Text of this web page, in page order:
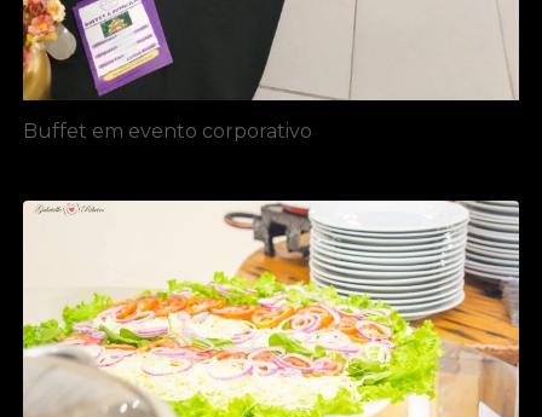
Buffet em evento corporativo